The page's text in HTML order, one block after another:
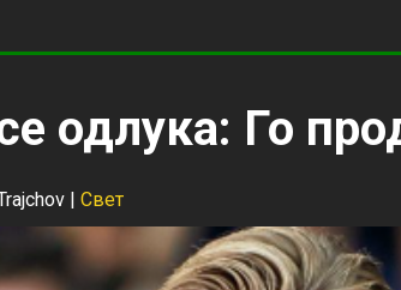
одлука: Го
| Свет